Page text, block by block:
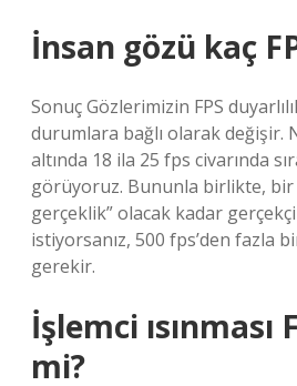
İnsan gözü kaç
Sonuç Gözlerimizin FPS
durumlara bağlı olarak değişir.
altında 18 ila 25 fps civarında
görüyoruz. Bununla birlikte, bir
gerçeklik” olacak kadar gerçekçi
istiyorsanız, 500 fps’den fazla
gerekir.
İşlemci ısınması
mi?